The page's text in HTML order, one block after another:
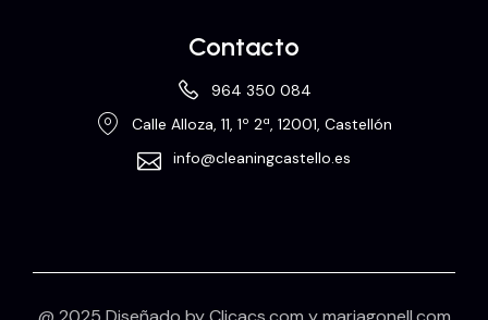
Contacto
964 350 084
Calle Alloza, 11, 1º 2ª, 12001, Castellón
info@cleaningcastello.es